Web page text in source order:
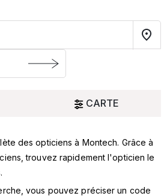
CARTE
des opticiens à Montech. Grâce à
trouvez rapidement l'opticien le
vous pouvez préciser un code